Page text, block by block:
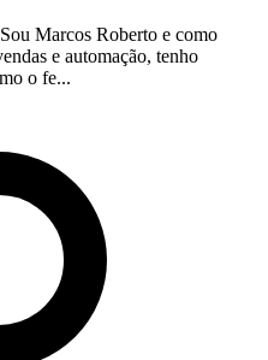
Marcos Roberto e como
e automação, tenho
o fe...